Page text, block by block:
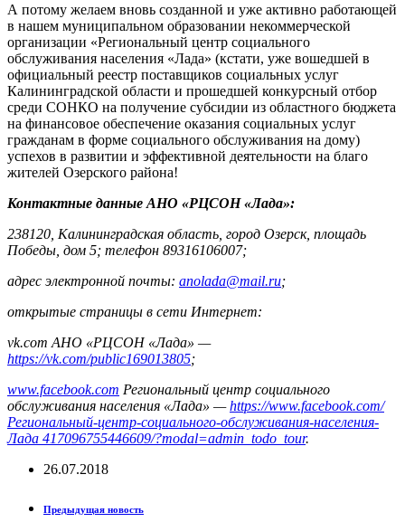
А потому желаем вновь созданной и уже активно работающей
в нашем муниципальном образовании некоммерческой
организации «Региональный центр социального
обслуживания населения «Лада» (кстати, уже вошедшей в
официальный реестр поставщиков социальных услуг
Калининградской области и прошедшей конкурсный отбор
среди СОНКО на получение субсидии из областного бюджета
на финансовое обеспечение оказания социальных услуг
гражданам в форме социального обслуживания на дому)
успехов в развитии и эффективной деятельности на благо
жителей Озерского района!
Контактные данные АНО «РЦСОН «Лада»:
238120, Калининградская область, город Озерск, площадь
Победы, дом 5; телефон 89316106007;
адрес электронной почты: anolada@mail.ru;
открытые страницы в сети Интернет:
vk.com АНО «РЦСОН «Лада» —
https://vk.com/public169013805;
www.facebook.com Региональный центр социального
обслуживания населения «Лада» —https://www.facebook.com/
Региональный-центр-социального-обслуживания-населения-
Лада 417096755446609/?modal=admin_todo_tour.
26.07.2018
Предыдущая новость